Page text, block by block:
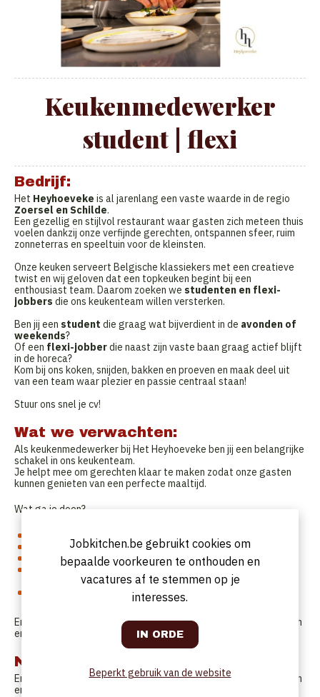
Keukenmedewerker
student | flexi
Bedrijf:
Het Heyhoeveke is al jarenlang een vaste waarde in de regio
Zoersel en Schilde.
Een gezellig en stijlvol restaurant waar gasten zich meteen thuis
voelen dankzij onze verfijnde gerechten, ontspannen sfeer, ruim
zonneterras en speeltuin voor de kleinsten.
Onze keuken serveert Belgische klassiekers met een creatieve
twist en wij geloven dat een topkeuken begint bij een
enthousiast team. Daarom zoeken we studenten en flexi-
jobbers die ons keukenteam willen versterken.
Ben jij een student die graag wat bijverdient in de avonden of
weekends?
Of een flexi-jobberdie naast zijn vaste baan graag actief blijft
in de horeca?
Kom bij ons koken, snijden, bakken en proeven en maak deel uit
van een team waar plezier en passie centraal staan!
Stuur ons snel je cv!
Wat we verwachten:
Als keukenmedewerker bij Het Heyhoeveke ben jij een belangrijke
schakel in ons keukenteam.
Je helpt mee om gerechten klaar te maken zodat onze gasten
kunnen genieten van een perfecte maaltijd.
Wat ga je doen?
Assisteren bij hetbereiden van gerechten.
Opruimen en schoonhoudenvan de keuken.
Samenwerkenmet collega’s om een vlotte service te
garanderen.
Eventueel helpen bij hetsnijden en voorbereiden
afhankelijk van ervaring.
Ervaring in de keuken is een pluspunt, maar goede zin om te leren
en enthousiasme zijn belangrijker!
Naar wie zijn we op zoek?
Ervaring in de keuken is een pluspunt, maar goede zin om te leren
en enthousiasme zijn belangrijker!
Jobkitchen.be gebruikt cookies om
bepaalde voorkeuren te onthouden en
vacatures af te stemmen op je
interesses.
Beperkt gebruik van de website